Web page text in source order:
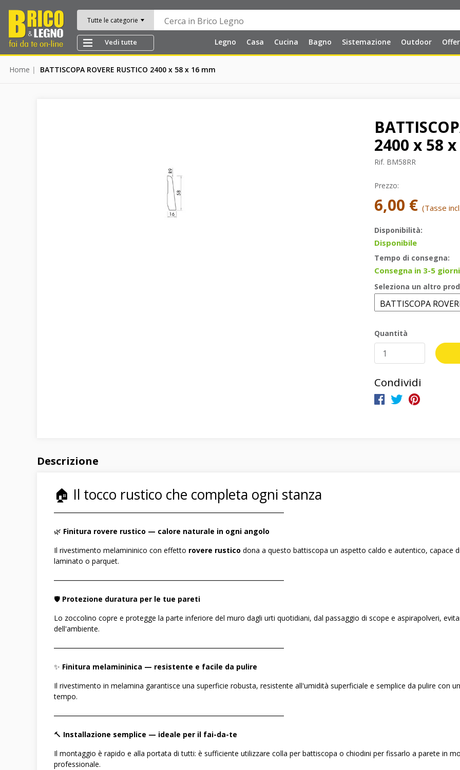
Tutte le categorie
Vedi tutte Legno Casa Cucina Bagno Sistemazione Outdoor
Home BATTISCOPA ROVERE RUSTICO 2400 x 58 x 16 mm
2400 x 58
Rif. BM58RR
Prezzo:
6,00 € (Tasse
Disponibilità:
Disponibile
Tempo di consegna:
Consegna in 3-5
Seleziona un altro
Quantità
Condividi
Descrizione
🏠 Il tocco rustico che completa ogni stanza
――――――――――――――――――――――――――――――――
🌿 Finitura rovere rustico — calore naturale in ogni angolo
Il rivestimento melamininico con effetto rovere rustico dona a questo battiscopa un aspetto caldo e autentico, capace
laminato o parquet.
――――――――――――――――――――――――――――――――
🛡️ Protezione duratura per le tue pareti
Lo zoccolino copre e protegge la parte inferiore del muro dagli urti quotidiani, dal passaggio di scope e aspirapolveri,
dell'ambiente.
――――――――――――――――――――――――――――――――
✨ Finitura melamininica — resistente e facile da pulire
Il rivestimento in melamina garantisce una superficie robusta, resistente all'umidità superficiale e semplice da pulire con
tempo.
――――――――――――――――――――――――――――――――
🔨 Installazione semplice — ideale per il fai-da-te
Il montaggio è rapido e alla portata di tutti: è sufficiente utilizzare colla per battiscopa o chiodini per fissarlo a parete in
professionale.